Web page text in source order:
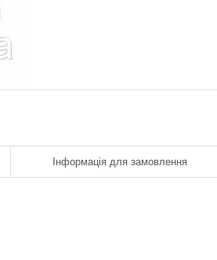
Інформація для замовлення